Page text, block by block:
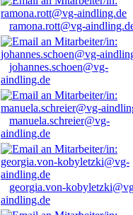
ramona.rott@vg-
johannes.schoen@vg-
aindling.de
manuela.schreier@vg-
aindling.de
georgia.von-
aindling.de